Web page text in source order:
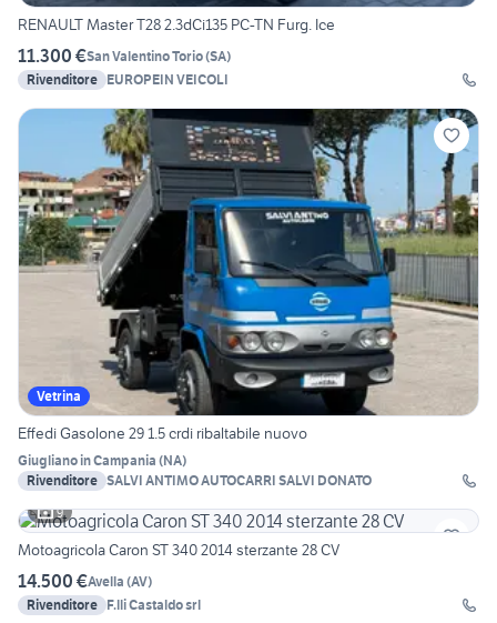
RENAULT Master T28 2.3dCi135 PC-TN Furg. Ice
11.300 €San Valentino Torio(SA)
Rivenditore EUROPEIN VEICOLI
Vetrina
Effedi Gasolone 29 1.5 crdi ribaltabile nuovo
Giugliano in Campania (NA)
Rivenditore SALVI ANTIMO AUTOCARRI SALVI DONATO
9
Motoagricola Caron ST 340 2014 sterzante 28 CV
14.500 €Avella (AV)
Rivenditore F.lli Castaldo srl